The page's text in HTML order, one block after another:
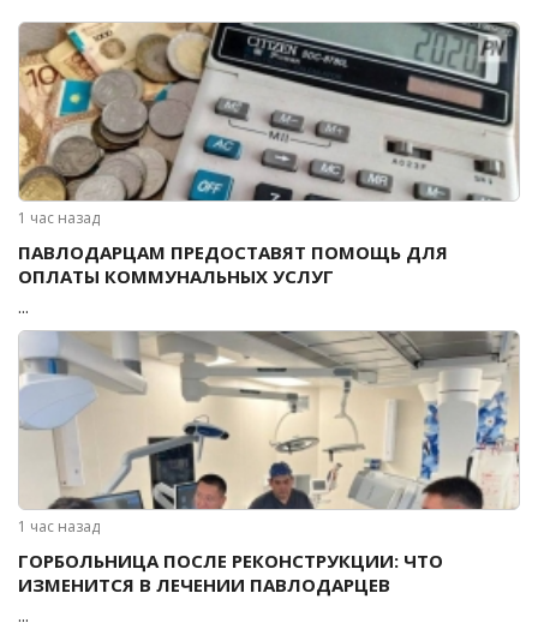
1 час назад
ПАВЛОДАРЦАМ ПРЕДОСТАВЯТ ПОМОЩЬ ДЛЯ
ОПЛАТЫ КОММУНАЛЬНЫХ УСЛУГ
...
1 час назад
ГОРБОЛЬНИЦА ПОСЛЕ РЕКОНСТРУКЦИИ: ЧТО
ИЗМЕНИТСЯ В ЛЕЧЕНИИ ПАВЛОДАРЦЕВ
...